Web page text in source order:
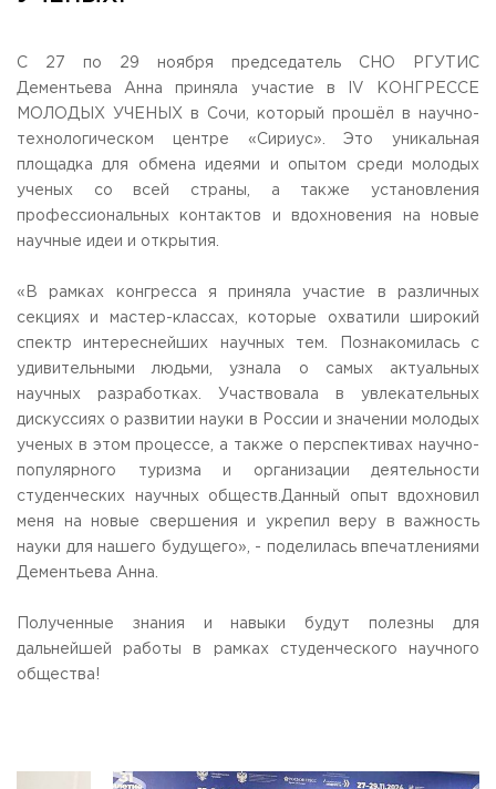
Contacts
Scientific activity
Additional education
Федеральный ресурсный центр
Федеральное учебно-методическое объединение в
системе ВО
Labor union committee
Competition of teaching staff
ORDER A CALLBACK
ADDRESS
99 Glavnaya Street, dp.Cherkizovo, Urban district Pushkinsky,
Moscow region, 141221
E-MAIL
obrashenia@rguts.ru
WORKING HOURS
Mo-th: from 09:00 to 18:00;
Fr: from 09:00 to 16:45;
С 27 по 29 ноября председатель СНО РГУТИС
Дементьева Анна приняла участие в IV КОНГРЕССЕ
МОЛОДЫХ УЧЕНЫХ в Сочи, который прошёл в научно-
технологическом центре «Сириус». Это уникальная
площадка для обмена идеями и опытом среди молодых
ученых со всей страны, а также установления
профессиональных контактов и вдохновения на новые
научные идеи и открытия.
«В рамках конгресса я приняла участие в различных
секциях и мастер-классах, которые охватили широкий
спектр интереснейших научных тем. Познакомилась с
удивительными людьми, узнала о самых актуальных
научных разработках. Участвовала в увлекательных
дискуссиях о развитии науки в России и значении молодых
ученых в этом процессе, а также о перспективах научно-
популярного туризма и организации деятельности
студенческих научных обществ.Данный опыт вдохновил
меня на новые свершения и укрепил веру в важность
науки для нашего будущего», - поделилась впечатлениями
Дементьева Анна.
Полученные знания и навыки будут полезны для
дальнейшей работы в рамках студенческого научного
общества!